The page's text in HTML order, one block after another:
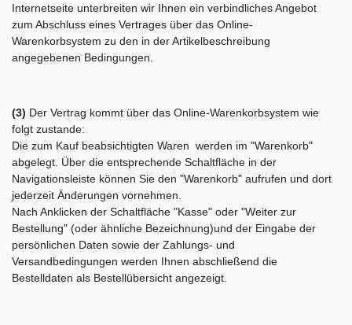
Internetseite unterbreiten wir Ihnen ein verbindliches Angebot
zum Abschluss eines Vertrages über das Online-
Warenkorbsystem zu den in der Artikelbeschreibung
angegebenen Bedingungen.
(3) Der Vertrag kommt über das Online-Warenkorbsystem wie
folgt zustande:
Die zum Kauf beabsichtigten Waren werden im "Warenkorb"
abgelegt. Über die entsprechende Schaltfläche in der
Navigationsleiste können Sie den "Warenkorb" aufrufen und dort
jederzeit Änderungen vornehmen.
Nach Anklicken der Schaltfläche "Kasse" oder "Weiter zur
Bestellung" (oder ähnliche Bezeichnung)und der Eingabe der
persönlichen Daten sowie der Zahlungs- und
Versandbedingungen werden Ihnen abschließend die
Bestelldaten als Bestellübersicht angezeigt.